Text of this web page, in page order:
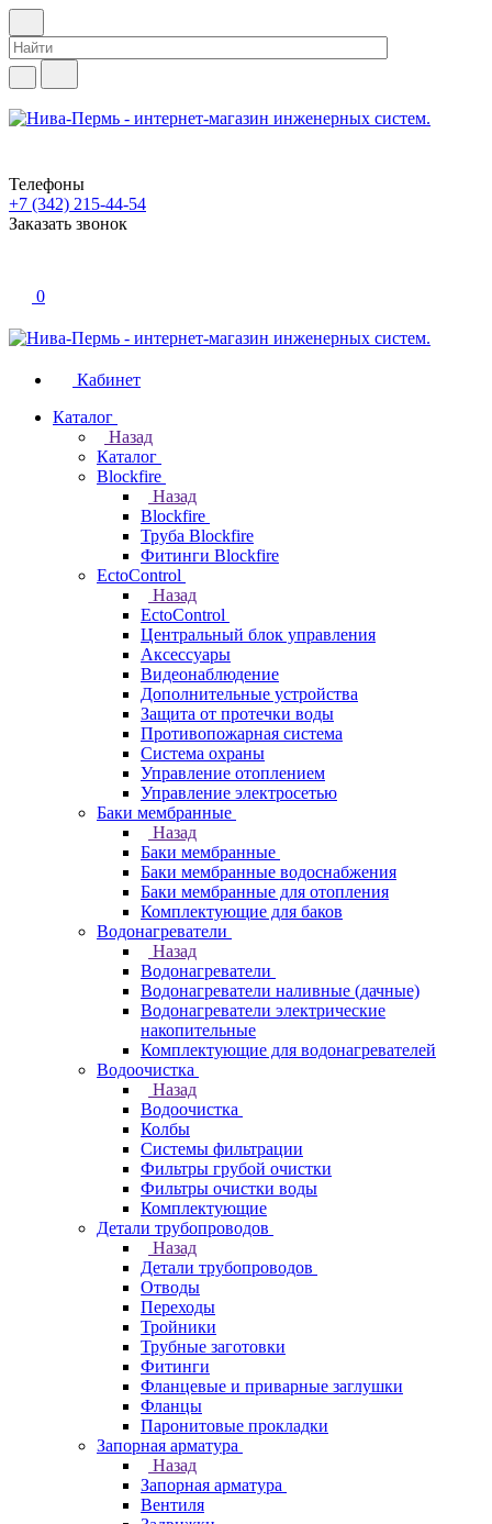
Телефоны
+7 (342) 215-44-54
Заказать звонок
0
Кабинет
Каталог
Назад
Каталог
Blockfire
Назад
Blockfire
Труба Blockfire
Фитинги Blockfire
EctoControl
Назад
EctoControl
Центральный блок управления
Аксессуары
Видеонаблюдение
Дополнительные устройства
Защита от протечки воды
Противопожарная система
Система охраны
Управление отоплением
Управление электросетью
Баки мембранные
Назад
Баки мембранные
Баки мембранные водоснабжения
Баки мембранные для отопления
Комплектующие для баков
Водонагреватели
Назад
Водонагреватели
Водонагреватели наливные (дачные)
Водонагреватели электрические
накопительные
Комплектующие для водонагревателей
Водоочистка
Назад
Водоочистка
Колбы
Системы фильтрации
Фильтры грубой очистки
Фильтры очистки воды
Комплектующие
Детали трубопроводов
Назад
Детали трубопроводов
Отводы
Переходы
Тройники
Трубные заготовки
Фитинги
Фланцевые и приварные заглушки
Фланцы
Паронитовые прокладки
Запорная арматура
Назад
Запорная арматура
Вентиля